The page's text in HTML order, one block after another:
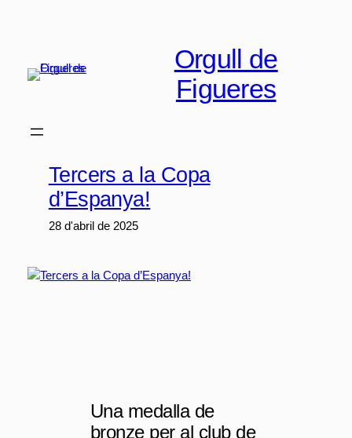
Orgull de
Figueres
Tercers a la Copa
d’Espanya!
28 d'abril de 2025
Una medalla de
bronze per al club de